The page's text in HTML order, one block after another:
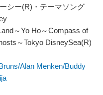
シー(R)・テーマソング
～Yo Ho～Compass of
～Tokyo DisneySea(R)
Alan Menken/Buddy